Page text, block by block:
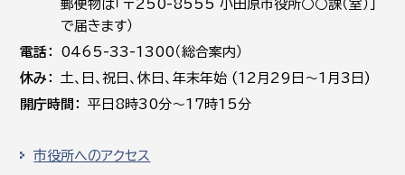
郵便物は「〒250-8555 小田原市役所○○課（室）」
で届きます）
電話
0465-33-1300（総合案内）
休み
土､日､祝日、休日、年末年始 (12月29日～1月3日)
開庁時間
平日8時30分～17時15分
市役所へのアクセス